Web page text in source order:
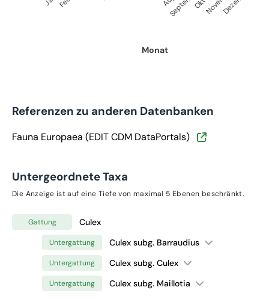
Monat
Referenzen zu anderen Datenbanken
Fauna Europaea (EDIT CDM DataPortals)
Untergeordnete Taxa
Die Anzeige ist auf eine Tiefe von maximal 5 Ebenen beschränkt.
Gattung Culex
Untergattung Culex subg. Barraudius
Untergattung Culex subg. Culex
Untergattung Culex subg. Maillotia